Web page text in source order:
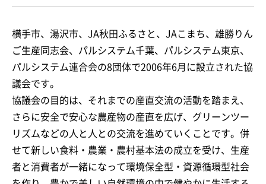
横手市、湯沢市、JA秋田ふるさと、JAこまち、雄勝りん
ご生産同志会、パルシステム千葉、パルシステム東京、
パルシステム連合会の8団体で2006年6月に設立された協
議会です。
協議会の目的は、それまでの産直交流の活動を踏まえ、
さらに安全で安心な農産物の産直を広げ、グリーンツー
リズムなどの人と人との交流を進めていくことです。併
せて新しい食料・農業・農村基本法の成立を受け、生産
者と消費者が一緒になって環境保全型・資源循環型社会